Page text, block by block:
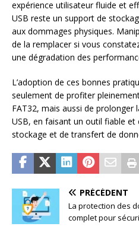
expérience utilisateur fluide et
USB reste un support de
aux dommages physiques.
de la remplacer si vous
une dégradation des
L’adoption de ces bonnes
seulement de profiter
FAT32, mais aussi de prolonger
USB, en faisant un outil fiable
stockage et de transfert de
PRÉCÉDENT
La protection des
complet pour